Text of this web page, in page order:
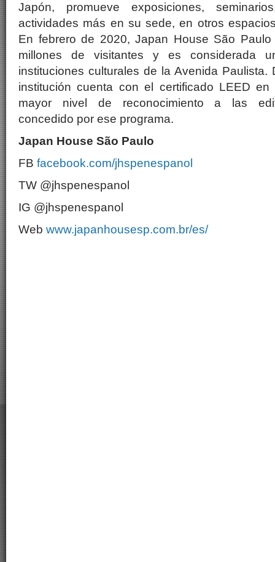
Japón, promueve exposiciones,
actividades más en su sede, en otros
En febrero de 2020, Japan House São
millones de visitantes y es considerada
instituciones culturales de la Avenida
institución cuenta con el certificado LEED
mayor nivel de reconocimiento a las
concedido por ese programa.
Japan House São Paulo
FB facebook.com/jhspenespanol
TW @jhspenespanol
IG @jhspenespanol
Web www.japanhousesp.com.br/es/